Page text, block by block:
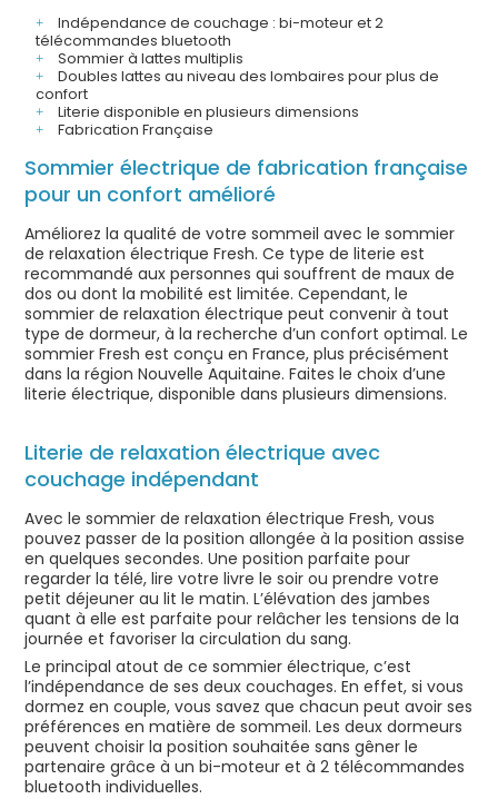
Indépendance de couchage : bi-moteur et 2
télécommandes bluetooth
Sommier à lattes multiplis
Doubles lattes au niveau des lombaires pour plus de
confort
Literie disponible en plusieurs dimensions
Fabrication Française
Sommier électrique de fabrication française
pour un confort amélioré
Améliorez la qualité de votre sommeil avec le sommier
de relaxation électrique Fresh. Ce type de literie est
recommandé aux personnes qui souffrent de maux de
dos ou dont la mobilité est limitée. Cependant, le
sommier de relaxation électrique peut convenir à tout
type de dormeur, à la recherche d’un confort optimal. Le
sommier Fresh est conçu en France, plus précisément
dans la région Nouvelle Aquitaine. Faites le choix d’une
literie électrique, disponible dans plusieurs dimensions.
Literie de relaxation électrique avec
couchage indépendant
Avec le sommier de relaxation électrique Fresh, vous
pouvez passer de la position allongée à la position assise
en quelques secondes. Une position parfaite pour
regarder la télé, lire votre livre le soir ou prendre votre
petit déjeuner au lit le matin. L’élévation des jambes
quant à elle est parfaite pour relâcher les tensions de la
journée et favoriser la circulation du sang.
Le principal atout de ce sommier électrique, c’est
l’indépendance de ses deux couchages. En effet, si vous
dormez en couple, vous savez que chacun peut avoir ses
préférences en matière de sommeil. Les deux dormeurs
peuvent choisir la position souhaitée sans gêner le
partenaire grâce à un bi-moteur et à 2 télécommandes
bluetooth individuelles.